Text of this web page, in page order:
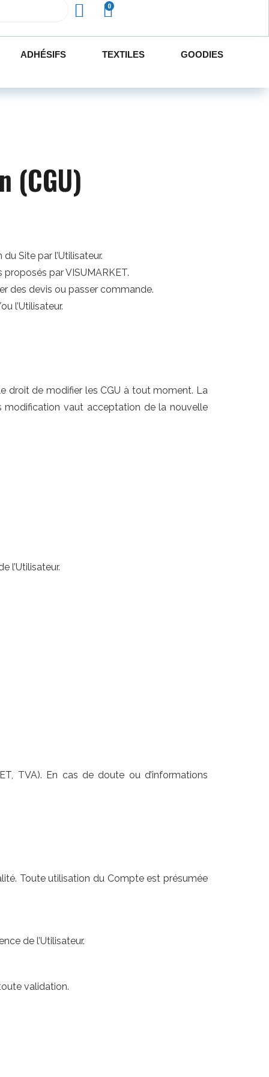
ADHÉSIFS TEXTILES GOODIES
(CGU)
Site par l’Utilisateur.
par VISUMARKET.
des devis ou passer commande.
l’Utilisateur.
droit de modifier les CGU à tout moment. La
modification vaut acceptation de la nouvelle
l’Utilisateur.
TVA). En cas de doute ou d’informations
Toute utilisation du Compte est présumée
de l’Utilisateur.
validation.